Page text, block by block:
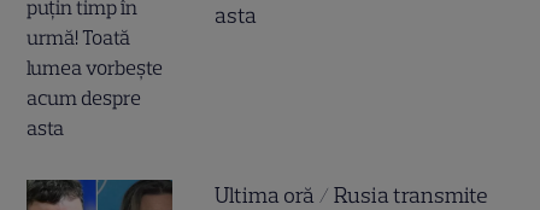
asta
Ultima oră / Rusia transmite